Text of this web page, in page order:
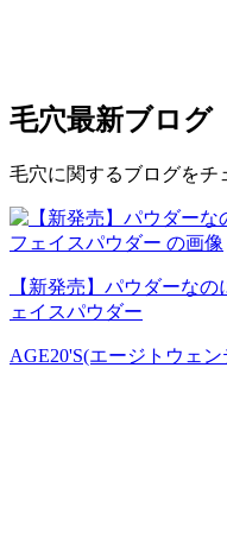
毛穴最新ブログ
毛穴に関するブログをチ
【新発売】パウダーな
ェイスパウダー
AGE20'S(エージトウェ